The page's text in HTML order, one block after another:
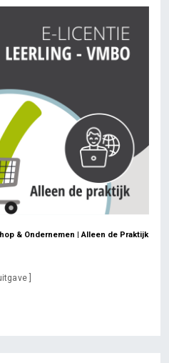
& Ondernemen | Alleen de Praktijk
]